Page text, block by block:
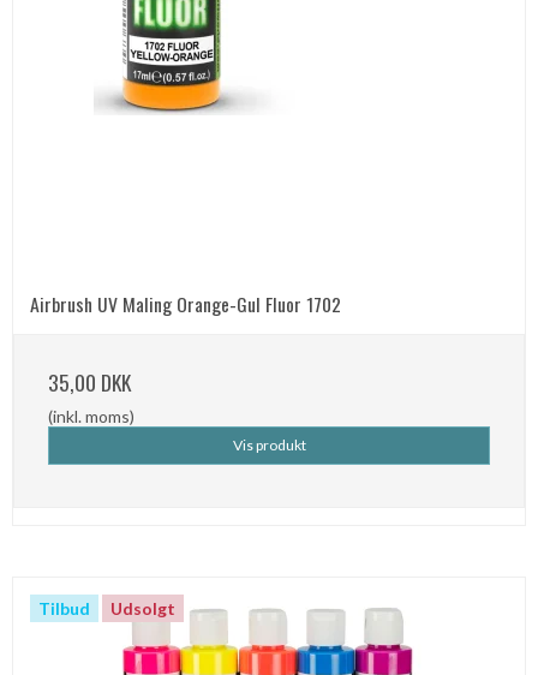
Airbrush UV Maling Orange-Gul Fluor 1702
35,00 DKK
(inkl. moms)
Vis produkt
Tilbud Udsolgt